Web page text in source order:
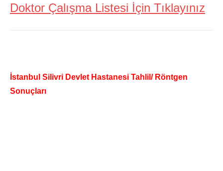
Doktor Çalışma Listesi İçin Tıklayınız
İstanbul Silivri Devlet Hastanesi Tahlil/ Röntgen
Sonuçları